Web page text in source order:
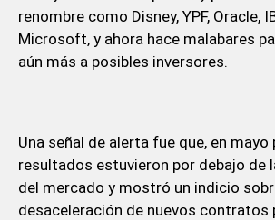
renombre como Disney, YPF, Oracle,
Microsoft, y ahora hace malabares
aún más a posibles inversores.
Una señal de alerta fue que, en mayo
resultados estuvieron por debajo de
del mercado y mostró un indicio
desaceleración de nuevos contratos